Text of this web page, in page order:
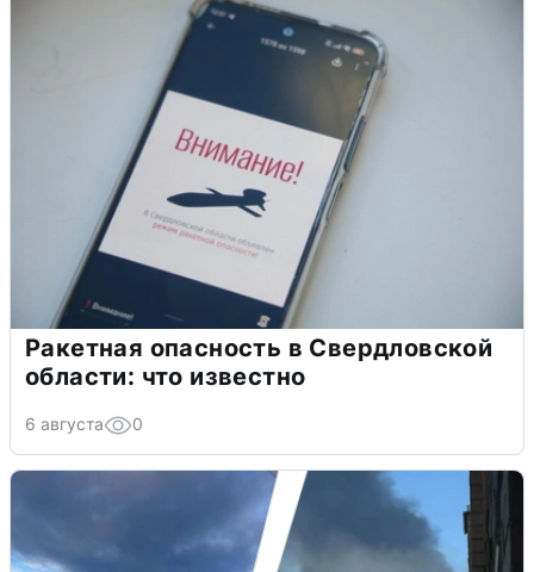
Ракетная опасность в Свердловской
области: что известно
6 августа 0